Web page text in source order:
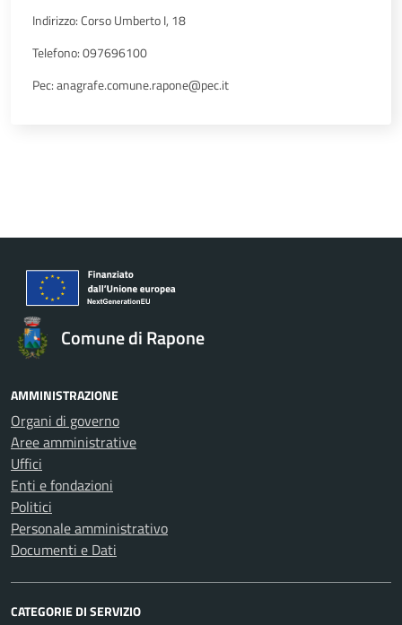
Indirizzo: Corso Umberto I, 18
Telefono: 097696100
Pec: anagrafe.comune.rapone@pec.it
Comune di Rapone
AMMINISTRAZIONE
Organi di governo
Aree amministrative
Uffici
Enti e fondazioni
Politici
Personale amministrativo
Documenti e Dati
CATEGORIE DI SERVIZIO